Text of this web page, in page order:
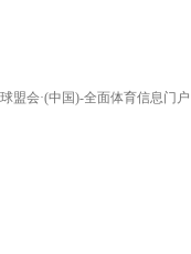
球盟会·(中国)-全面体育信息门